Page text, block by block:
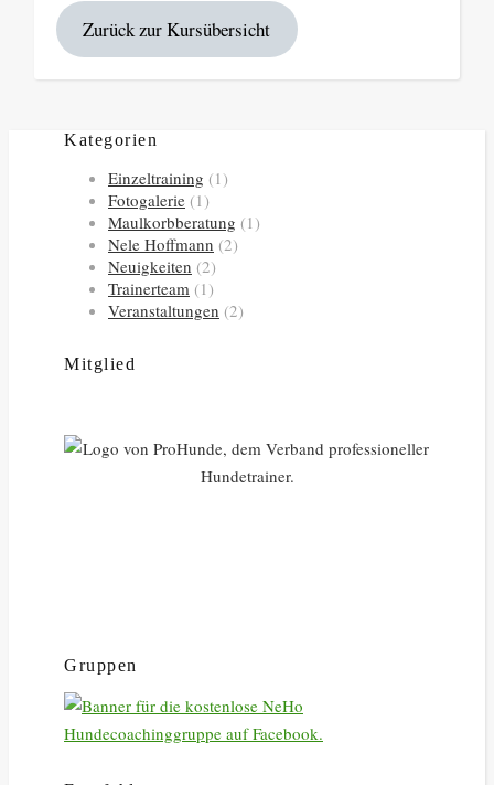
Zurück zur Kursübersicht
Kategorien
Einzeltraining (1)
Fotogalerie (1)
Maulkorbberatung (1)
Nele Hoffmann (2)
Neuigkeiten (2)
Trainerteam (1)
Veranstaltungen (2)
Mitglied
Gruppen